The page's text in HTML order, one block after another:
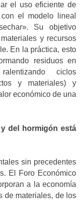
el uso eficiente de
el modelo lineal
Su objetivo
y recursos
En la práctica, esto
residuos en
ciclos
y materiales) y
económico de una
del hormigón está
sin precedentes
El Foro Económico
a la economía
de materiales, de los